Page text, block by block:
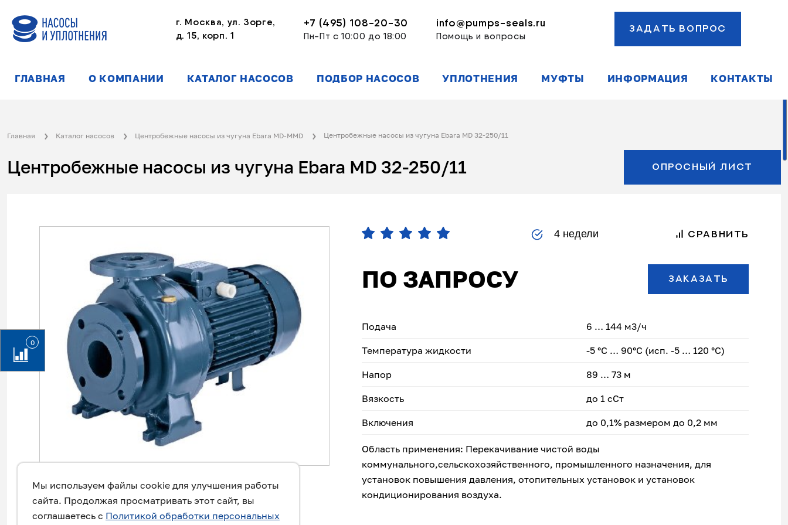
Мы используем файлы cookie для улучшения работы
сайта. Продолжая просматривать этот сайт, вы
соглашаетесь с Политикой обработки персональных
0
г. Москва, ул. Зорге,
д. 15, корп. 1
+7 (495) 108-20-30
Пн-Пт с 10:00 до 18:00
info@pumps-seals.ru
Помощь и вопросы
ЗАДАТЬ ВОПРОС
ГЛАВНАЯ О КОМПАНИИ КАТАЛОГ НАСОСОВ ПОДБОР НАСОСОВ УПЛОТНЕНИЯ МУФТЫ ИНФОРМАЦИЯ КОНТАКТЫ
Главная Каталог насосов Центробежные насосы из чугуна Ebara MD-MMD Центробежные насосы из чугуна Ebara MD 32-250/11
Центробежные насосы из чугуна Ebara MD 32-250/11 ОПРОСНЫЙ ЛИСТ
4 недели СРАВНИТЬ
ПО ЗАПРОСУ ЗАКАЗАТЬ
Подача 6 … 144 м3/ч
Температура жидкости -5 °C … 90°C (исп. -5 … 120 °C)
Напор 89 … 73 м
Вязкость до 1 сСт
Включения до 0,1% размером до 0,2 мм
Область применения: Перекачивание чистой воды
коммунального,сельскохозяйственного, промышленного назначения, для
установок повышения давления, отопительных установок и установок
кондиционирования воздуха.